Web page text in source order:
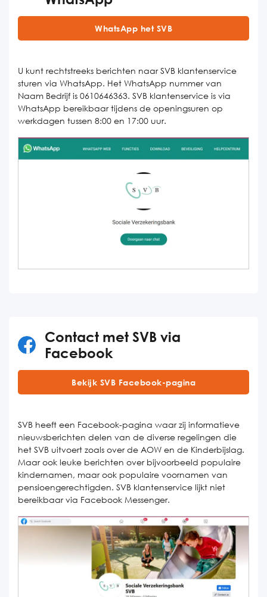
WhatsApp het SVB
U kunt rechtstreeks berichten naar SVB klantenservice
sturen via WhatsApp. Het WhatsApp nummer van
Naam Bedrijf is 0610646363. SVB klantenservice is via
WhatsApp bereikbaar tijdens de openingsuren op
werkdagen tussen 8:00 en 17:00 uur.
Contact met SVB via
Facebook
Bekijk SVB Facebook-pagina
SVB heeft een Facebook-pagina waar zij informatieve
nieuwsberichten delen van de diverse regelingen die
het SVB uitvoert zoals over de AOW en de Kinderbijslag.
Maar ook leuke berichten over bijvoorbeeld populaire
kindernamen, maar ook populaire voornamen van
pensioengerechtigden. SVB klantenservice lijkt niet
bereikbaar via Facebook Messenger.